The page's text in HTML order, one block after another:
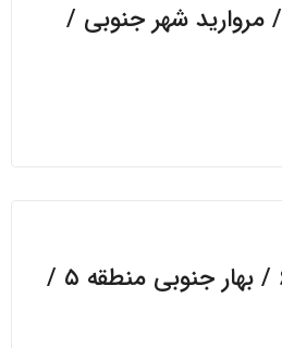
/ مروارید شهر جنوبی /
پروژه نارنجستان ۶ / بهار جنوبی منطقه ۵ /